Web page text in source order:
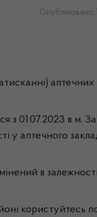
Опубліковано
з 01.07.2023 в м.
у аптечного
в